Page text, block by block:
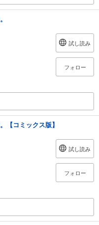
試し読み
フォロー
【コミックス版】
試し読み
フォロー